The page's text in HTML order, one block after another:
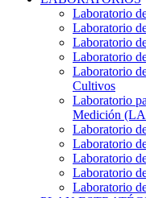
Laboratorio
Laboratorio
Laboratorio
Laboratorio
Laboratorio
Cultivos
Laboratorio
Medición
Laboratorio
Laboratorio
Laboratorio
Laboratorio
Laboratorio